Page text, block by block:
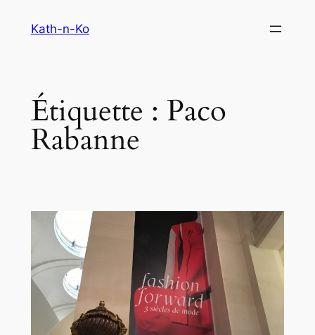
Kath-n-Ko
Étiquette : Paco
Rabanne